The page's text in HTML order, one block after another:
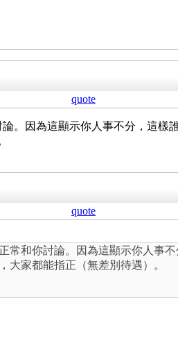
quote
。因為這顯示你人事不分，這樣
quote
常和你討論。因為這顯示你人事
家都能指正（無差別待遇）。